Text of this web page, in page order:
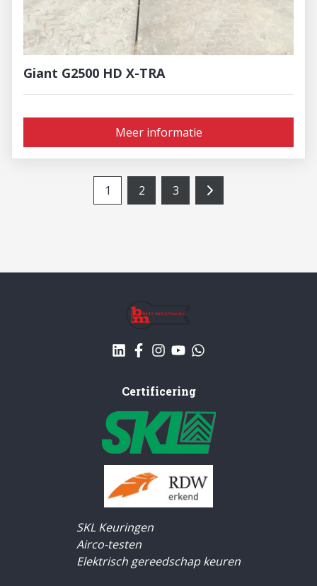
Giant G2500 HD X-TRA
Meer informatie
1 2 3
Certificering
SKL Keuringen
Airco-testen
Elektrisch gereedschap keuren